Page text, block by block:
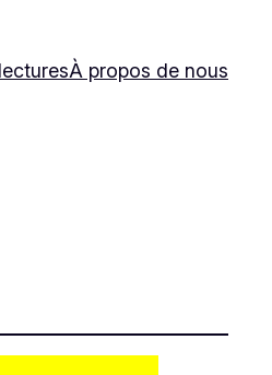
À propos de nous